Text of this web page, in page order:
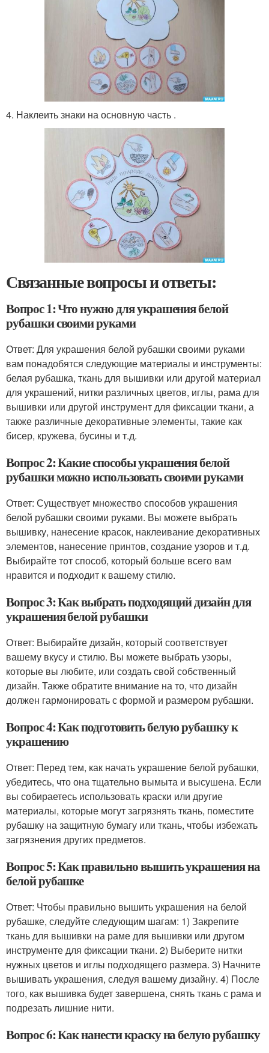
4. Наклеить знаки на основную часть .
Связанные вопросы и ответы:
Вопрос 1: Что нужно для украшения белой
рубашки своими руками
Ответ: Для украшения белой рубашки своими руками
вам понадобятся следующие материалы и инструменты:
белая рубашка, ткань для вышивки или другой материал
для украшений, нитки различных цветов, иглы, рама для
вышивки или другой инструмент для фиксации ткани, а
также различные декоративные элементы, такие как
бисер, кружева, бусины и т.д.
Вопрос 2: Какие способы украшения белой
рубашки можно использовать своими руками
Ответ: Существует множество способов украшения
белой рубашки своими руками. Вы можете выбрать
вышивку, нанесение красок, наклеивание декоративных
элементов, нанесение принтов, создание узоров и т.д.
Выбирайте тот способ, который больше всего вам
нравится и подходит к вашему стилю.
Вопрос 3: Как выбрать подходящий дизайн для
украшения белой рубашки
Ответ: Выбирайте дизайн, который соответствует
вашему вкусу и стилю. Вы можете выбрать узоры,
которые вы любите, или создать свой собственный
дизайн. Также обратите внимание на то, что дизайн
должен гармонировать с формой и размером рубашки.
Вопрос 4: Как подготовить белую рубашку к
украшению
Ответ: Перед тем, как начать украшение белой рубашки,
убедитесь, что она тщательно вымыта и высушена. Если
вы собираетесь использовать краски или другие
материалы, которые могут загрязнять ткань, поместите
рубашку на защитную бумагу или ткань, чтобы избежать
загрязнения других предметов.
Вопрос 5: Как правильно вышить украшения на
белой рубашке
Ответ: Чтобы правильно вышить украшения на белой
рубашке, следуйте следующим шагам: 1) Закрепите
ткань для вышивки на раме для вышивки или другом
инструменте для фиксации ткани. 2) Выберите нитки
нужных цветов и иглы подходящего размера. 3) Начните
вышивать украшения, следуя вашему дизайну. 4) После
того, как вышивка будет завершена, снять ткань с рама и
подрезать лишние нити.
Вопрос 6: Как нанести краску на белую рубашку